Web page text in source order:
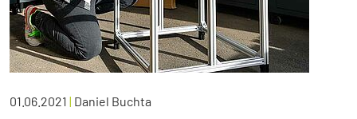
01.06.2021 | Daniel Buchta